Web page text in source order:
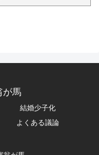
が馬
結婚少子化
よくある議論